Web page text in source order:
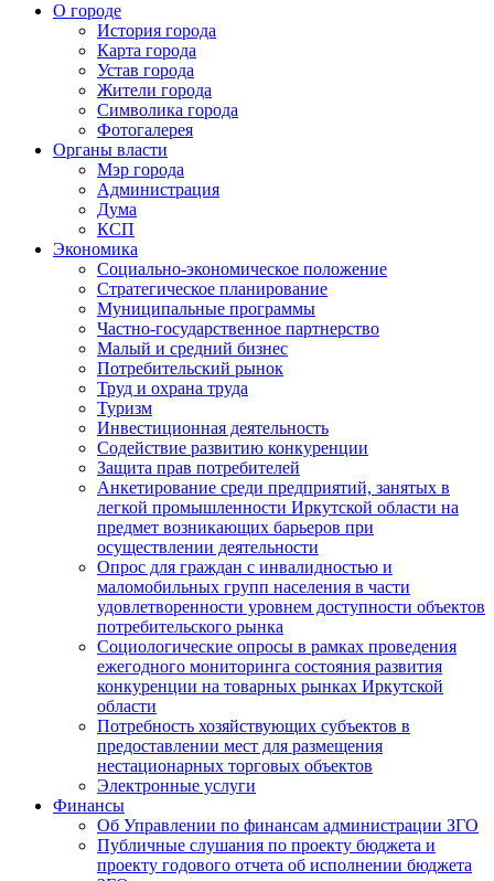
О городе
История города
Карта города
Устав города
Жители города
Символика города
Фотогалерея
Органы власти
Мэр города
Администрация
Дума
КСП
Экономика
Социально-экономическое положение
Стратегическое планирование
Муниципальные программы
Частно-государственное партнерство
Малый и средний бизнес
Потребительский рынок
Труд и охрана труда
Туризм
Инвестиционная деятельность
Содействие развитию конкуренции
Защита прав потребителей
Анкетирование среди предприятий, занятых в
легкой промышленности Иркутской области на
предмет возникающих барьеров при
осуществлении деятельности
Опрос для граждан с инвалидностью и
маломобильных групп населения в части
удовлетворенности уровнем доступности объектов
потребительского рынка
Социологические опросы в рамках проведения
ежегодного мониторинга состояния развития
конкуренции на товарных рынках Иркутской
области
Потребность хозяйствующих субъектов в
предоставлении мест для размещения
нестационарных торговых объектов
Электронные услуги
Финансы
Об Управлении по финансам администрации ЗГО
Публичные слушания по проекту бюджета и
проекту годового отчета об исполнении бюджета